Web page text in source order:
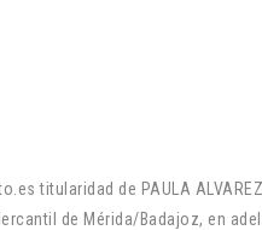
titularidad de PAULA
de Mérida/Badajoz, en